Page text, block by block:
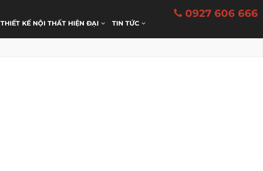
0927 606 666
THIẾT KẾ NỘI THẤT HIỆN ĐẠI TIN TỨC